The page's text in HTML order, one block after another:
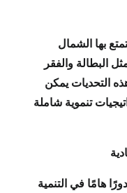
بها الشمال
البطالة والفقر
التحديات يمكن
تنموية شاملة
تلعب وكالة أمرتيل AMARTIL.COM دورًا هامًا في التنمية